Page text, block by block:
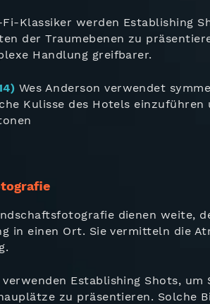
Fi-Klassiker werden Establishing
der Traumebenen zu
Handlung greifbarer.
Wes Anderson verwendet
Kulisse des Hotels einzuführen
dienen weite,
in einen Ort. Sie vermitteln die
Establishing Shots, um
zu präsentieren. Solche